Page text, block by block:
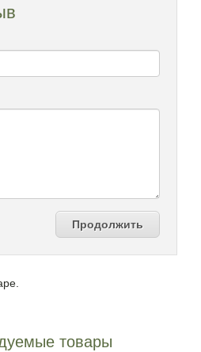
Продолжить
товары